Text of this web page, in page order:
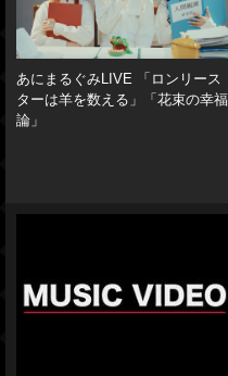
あにまるぐみLIVE 「ロンリース
ターは羊を数える」「花束の幸福
論」